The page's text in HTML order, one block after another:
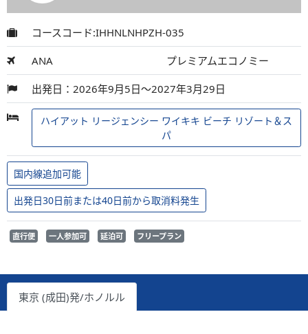
コースコード:IHHNLNHPZH-035
ANA プレミアムエコノミー
出発日：2026年9月5日～2027年3月29日
ハイアット リージェンシー ワイキキ ビーチ リゾート＆ス
パ
国内線追加可能
出発日30日前または40日前から取消料発生
直行便 一人参加可 延泊可 フリープラン
東京 (成田)発/ホノルル